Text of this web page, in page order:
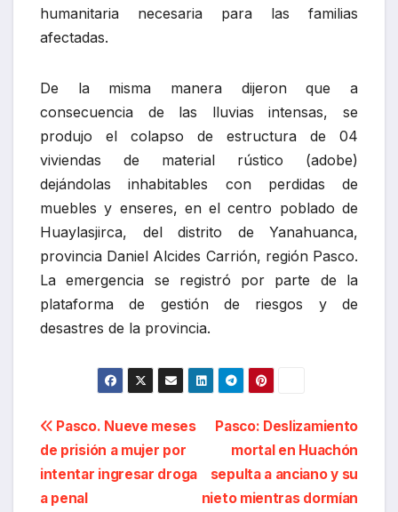
humanitaria necesaria para las familias
afectadas.
De la misma manera dijeron que a
consecuencia de las lluvias intensas, se
produjo el colapso de estructura de 04
viviendas de material rústico (adobe)
dejándolas inhabitables con perdidas de
muebles y enseres, en el centro poblado de
Huaylasjirca, del distrito de Yanahuanca,
provincia Daniel Alcides Carrión, región Pasco.
La emergencia se registró por parte de la
plataforma de gestión de riesgos y de
desastres de la provincia.
Navegación
de
Pasco: Deslizamiento
mortal en Huachón
sepulta a anciano y su
nieto mientras dormían
Pasco. Nueve meses
de prisión a mujer por
intentar ingresar droga
a penal